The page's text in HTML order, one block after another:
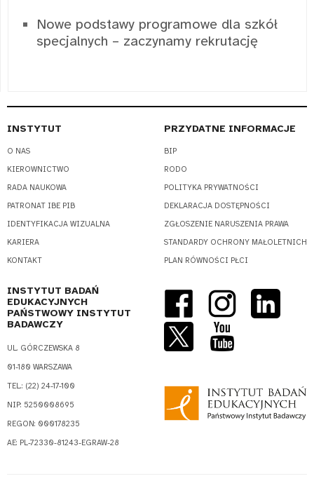
Nowe podstawy programowe dla szkół
specjalnych – zaczynamy rekrutację
INSTYTUT
O NAS
KIEROWNICTWO
RADA NAUKOWA
PATRONAT IBE PIB
IDENTYFIKACJA WIZUALNA
KARIERA
KONTAKT
PRZYDATNE INFORMACJE
BIP
RODO
POLITYKA PRYWATNOŚCI
DEKLARACJA DOSTĘPNOŚCI
ZGŁOSZENIE NARUSZENIA PRAWA
STANDARDY OCHRONY MAŁOLETNICH
PLAN RÓWNOŚCI PŁCI
INSTYTUT BADAŃ
EDUKACYJNYCH
PAŃSTWOWY INSTYTUT
BADAWCZY
UL. GÓRCZEWSKA 8
01-180 WARSZAWA
TEL.: (22) 24-17-100
NIP: 5250008695
REGON: 000178235
AE: PL-72330-81243-EGRAW-28